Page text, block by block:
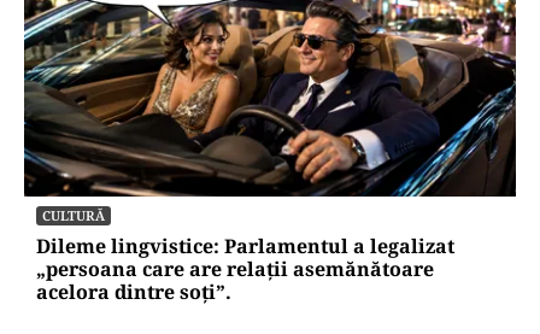
CULTURĂ
Dileme lingvistice: Parlamentul a legalizat
„persoana care are relații asemănătoare
acelora dintre soți”.